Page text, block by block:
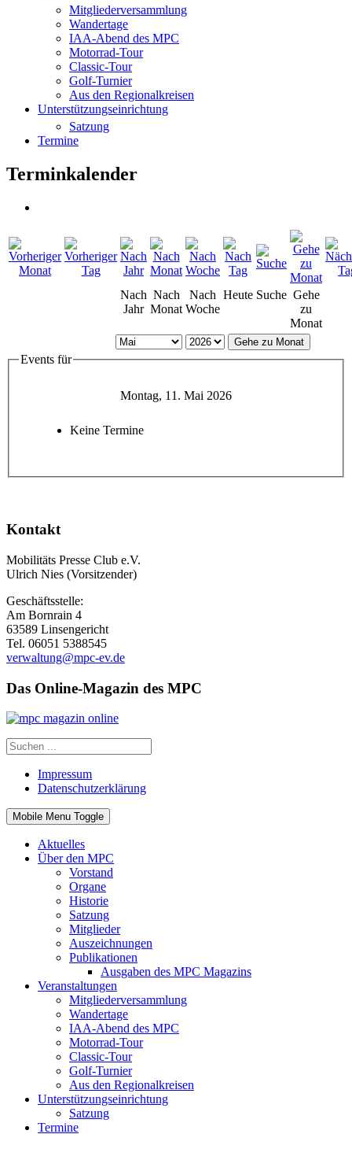
Mitgliederversammlung
Wandertage
IAA-Abend des MPC
Motorrad-Tour
Classic-Tour
Golf-Turnier
Aus den Regionalkreisen
Unterstützungseinrichtung
Satzung
Termine
Terminkalender
Nach
Jahr
Nach
Monat
Nach
Woche
Heute Suche Gehe
zu
Monat
Gehe zu Monat
Events für
Montag, 11. Mai 2026
Keine Termine
Kontakt
Mobilitäts Presse Club e.V.
Ulrich Nies (Vorsitzender)
Geschäftsstelle:
Am Bornrain 4
63589 Linsengericht
Tel. 06051 5388545
verwaltung@mpc-ev.de
Das Online-Magazin des MPC
Impressum
Datenschutzerklärung
Mobile Menu Toggle
Aktuelles
Über den MPC
Vorstand
Organe
Historie
Satzung
Mitglieder
Auszeichnungen
Publikationen
Ausgaben des MPC Magazins
Veranstaltungen
Mitgliederversammlung
Wandertage
IAA-Abend des MPC
Motorrad-Tour
Classic-Tour
Golf-Turnier
Aus den Regionalkreisen
Unterstützungseinrichtung
Satzung
Termine